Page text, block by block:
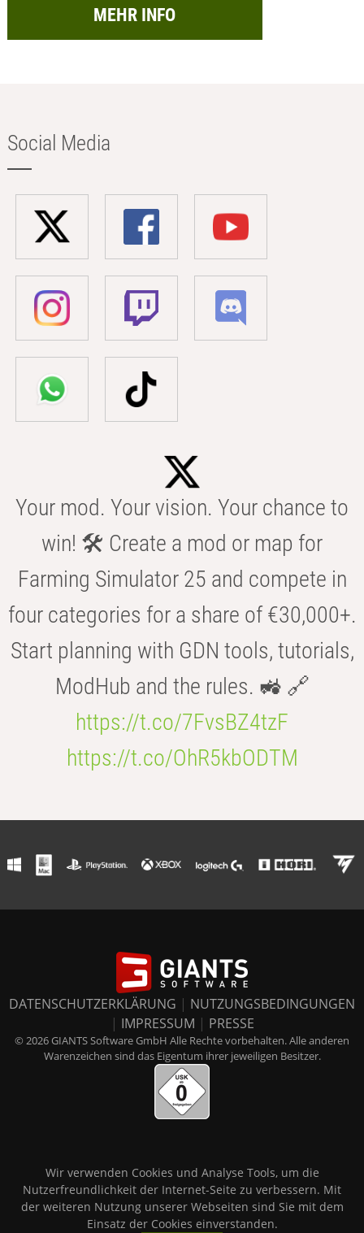
MEHR INFO
Social Media
Your mod. Your vision. Your chance to
win! 🛠️ Create a mod or map for
Farming Simulator 25 and compete in
four categories for a share of €30,000+.
Start planning with GDN tools, tutorials,
ModHub and the rules. 🚜 🔗
https://t.co/7FvsBZ4tzF
https://t.co/OhR5kbODTM
DATENSCHUTZERKLÄRUNG | NUTZUNGSBEDINGUNGEN
| IMPRESSUM | PRESSE
© 2026 GIANTS Software GmbH Alle Rechte vorbehalten. Alle anderen
Warenzeichen sind das Eigentum ihrer jeweiligen Besitzer.
Wir verwenden Cookies und Analyse Tools, um die
Nutzerfreundlichkeit der Internet-Seite zu verbessern. Mit
der weiteren Nutzung unserer Webseiten sind Sie mit dem
Einsatz der Cookies einverstanden.